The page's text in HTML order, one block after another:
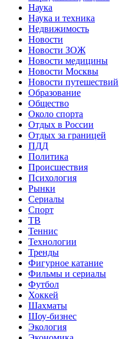
Наука
Наука и техника
Недвижимость
Новости
Новости ЗОЖ
Новости медицины
Новости Москвы
Новости путешествий
Образование
Общество
Около спорта
Отдых в России
Отдых за границей
ПДД
Политика
Происшествия
Психология
Рынки
Сериалы
Спорт
ТВ
Теннис
Технологии
Тренды
Фигурное катание
Фильмы и сериалы
Футбол
Хоккей
Шахматы
Шоу-бизнес
Экология